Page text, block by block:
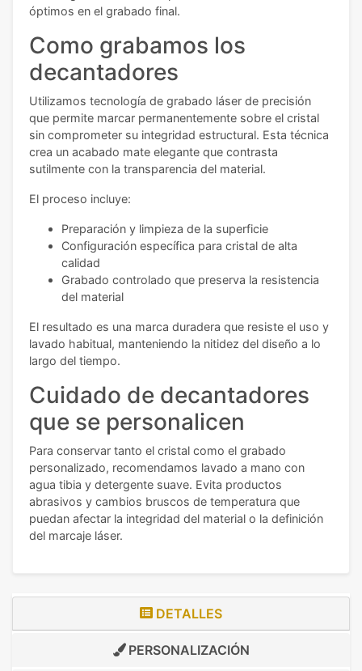
óptimos en el grabado final.
Como grabamos los
decantadores
Utilizamos tecnología de grabado láser de precisión
que permite marcar permanentemente sobre el cristal
sin comprometer su integridad estructural. Esta técnica
crea un acabado mate elegante que contrasta
sutilmente con la transparencia del material.
El proceso incluye:
Preparación y limpieza de la superficie
Configuración específica para cristal de alta
calidad
Grabado controlado que preserva la resistencia
del material
El resultado es una marca duradera que resiste el uso y
lavado habitual, manteniendo la nitidez del diseño a lo
largo del tiempo.
Cuidado de decantadores
que se personalicen
Para conservar tanto el cristal como el grabado
personalizado, recomendamos lavado a mano con
agua tibia y detergente suave. Evita productos
abrasivos y cambios bruscos de temperatura que
puedan afectar la integridad del material o la definición
del marcaje láser.
DETALLES
PERSONALIZACIÓN